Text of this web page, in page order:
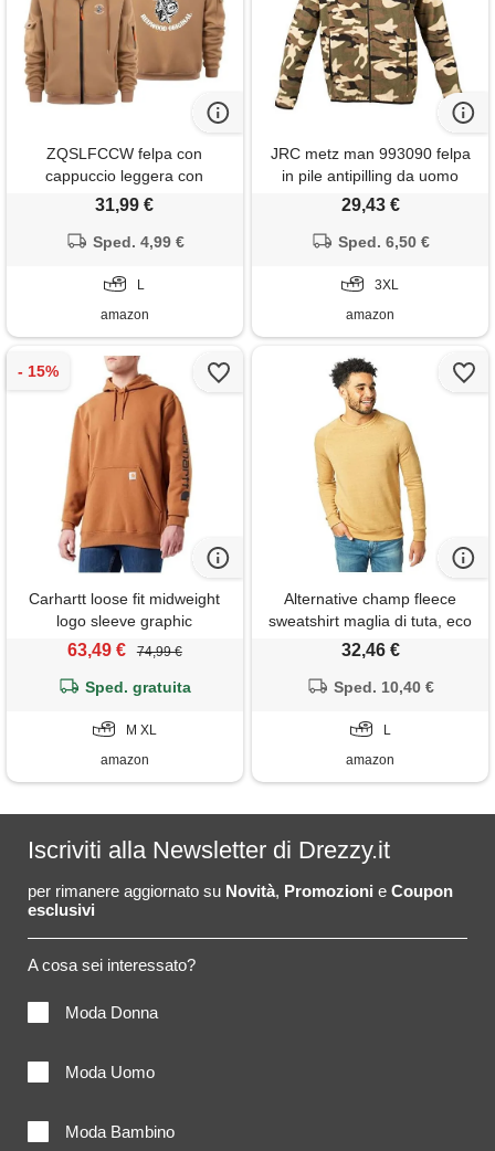
ZQSLFCCW felpa con
cappuccio leggera con
cerniera da uomo - giacca in
morbido pile per anarchy sons
con tasca a marsupio
traspirante (camel, l)
31,99 €
Sped. 4,99 €
L
amazon
JRC metz man 993090 felpa
in pile antipilling da uomo
100% poliestere chiusura zip
tasche laterali camouflage
verde (3xl)
29,43 €
Sped. 6,50 €
3XL
amazon
Carhartt loose fit midweight
logo sleeve graphic
sweatshirt, felpa con
(Carhartt), m
63,49 € 74,99 €
Sped. gratuita
M XL
amazon
Alternative champ fleece
sweatshirt maglia di tuta, eco
true camel, l uomo
32,46 €
Sped. 10,40 €
L
amazon
Iscriviti alla Newsletter di Drezzy.it
per rimanere aggiornato su Novità, Promozioni e Coupon
esclusivi
A cosa sei interessato?
Moda Donna
Moda Uomo
Moda Bambino